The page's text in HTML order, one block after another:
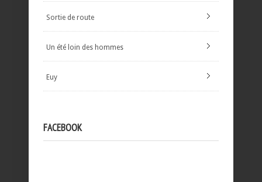
Sortie de route
Un été loin des hommes
Euy
FACEBOOK